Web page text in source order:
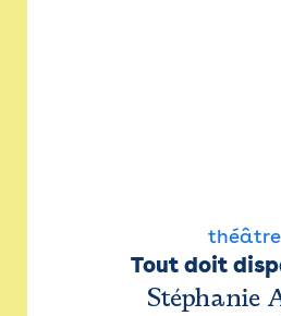
théâtre
Tout doit
Stéphanie